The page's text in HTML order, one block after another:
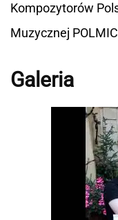
Kompozytorów
Muzycznej
Galeria